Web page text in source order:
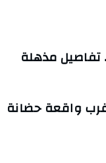
مذهلة
واقعة حضانة